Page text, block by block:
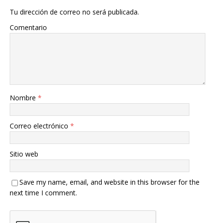
Tu dirección de correo no será publicada.
Comentario
Nombre *
Correo electrónico *
Sitio web
Save my name, email, and website in this browser for the
next time I comment.